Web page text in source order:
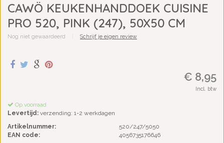
CAWÖ KEUKENHANDDOEK CUISINE
PRO 520, PINK (247), 50X50 CM
Nog niet gewaardeerd Schrijf je eigen review
€ 8,95
Incl. btw
Op voorraad
Levertijd: verzending: 1-2 werkdagen
Artikelnummer:
520/247/5050
EAN code:
4056735176646